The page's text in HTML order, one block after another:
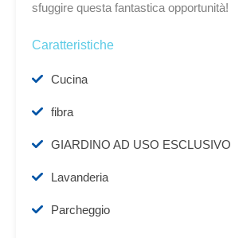
sfuggire questa fantastica opportunità!
Caratteristiche
Cucina
fibra
GIARDINO AD USO ESCLUSIVO
Lavanderia
Parcheggio